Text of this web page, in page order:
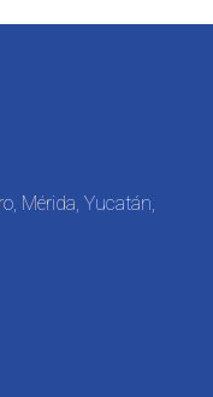
Mérida, Yucatán,